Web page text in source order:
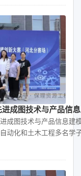
成图技术与产品信
成图技术与产品信息建
动化和土木工程多名学